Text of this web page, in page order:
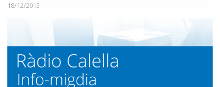
Successos
La Banqueta
Transmissions Esportives
Pòdcasts
18/12/2015